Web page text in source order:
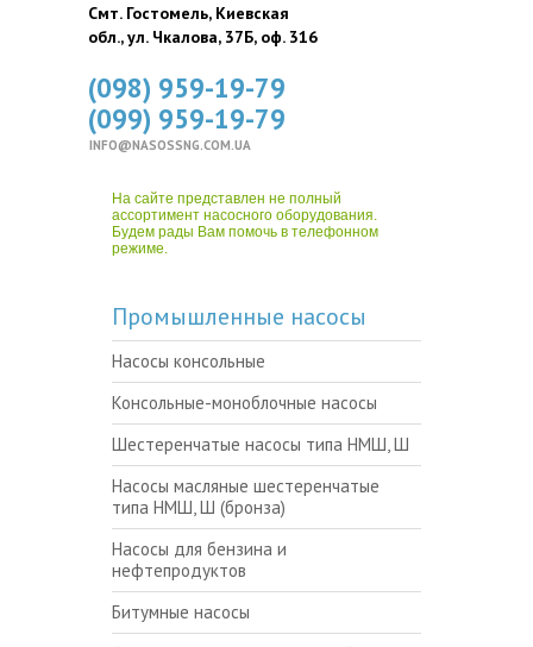
Смт. Гостомель, Киевская
обл., ул. Чкалова, 37Б, оф. 316
(098) 959-19-79
(099) 959-19-79
INFO@NASOSSNG.COM.UA
На сайте представлен не полный
ассортимент насосного оборудования.
Будем рады Вам помочь в телефонном
режиме.
Промышленные насосы
Насосы консольные
Консольные-моноблочные насосы
Шестеренчатые насосы типа НМШ, Ш
Насосы масляные шестеренчатые
типа НМШ, Ш (бронза)
Насосы для бензина и
нефтепродуктов
Битумные насосы